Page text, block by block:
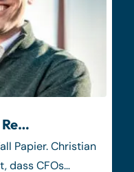
Papier. Christian
dass CFOs…